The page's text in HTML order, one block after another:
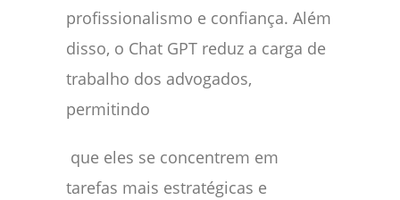
profissionalismo e confiança. Além
disso, o Chat GPT reduz a carga de
trabalho dos advogados,
permitindo
que eles se concentrem em
tarefas mais estratégicas e